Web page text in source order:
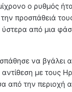
ο ρυθμός
την προσπάθειά
ύστερα από μια
να βγάλει
με τους
από την περιοχή